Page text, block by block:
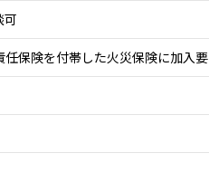
可
任保険を付帯した火災保険に加入要